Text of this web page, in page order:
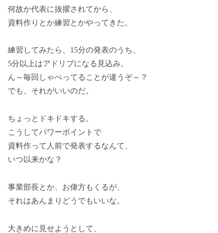
何故か代表に抜擢されてから、
資料作りとか練習とかやってきた。
練習してみたら、15分の発表のうち、
5分以上はアドリブになる見込み。
ん～毎回しゃべってることが違うぞ～？
でも、それがいいのだ。
ちょっとドキドキする。
こうしてパワーポイントで
資料作って人前で発表するなんて、
いつ以来かな？
事業部長とか、お偉方もくるが、
それはあんまりどうでもいいな。
大きめに見せようとして、